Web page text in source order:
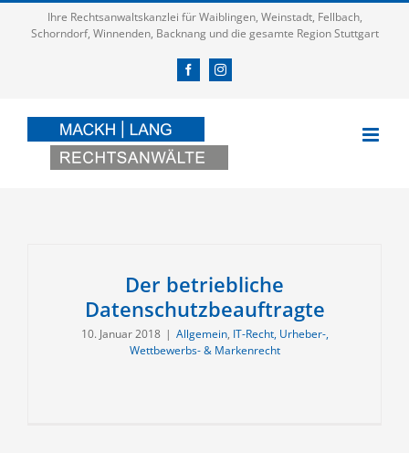
Inhalt
Ihre Rechtsanwaltskanzlei für Waiblingen, Weinstadt, Fellbach,
Schorndorf, Winnenden, Backnang und die gesamte Region Stuttgart
FacebookInstagram
Der betriebliche
Datenschutzbeauftragte
10. Januar 2018 | Allgemein, IT-Recht, Urheber-,
Wettbewerbs- & Markenrecht